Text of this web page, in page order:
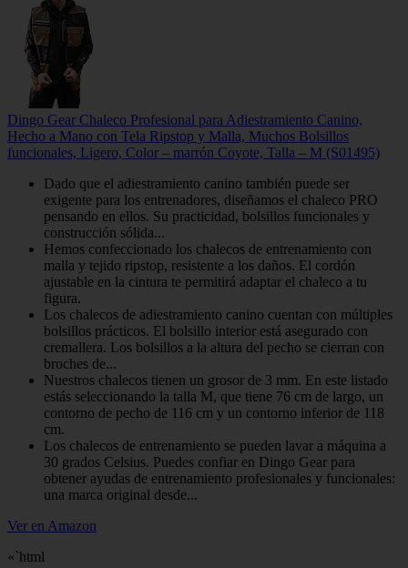
Dingo Gear Chaleco Profesional para Adiestramiento Canino,
Hecho a Mano con Tela Ripstop y Malla, Muchos Bolsillos
funcionales, Ligero, Color – marrón Coyote, Talla – M (S01495)
Dado que el adiestramiento canino también puede ser
exigente para los entrenadores, diseñamos el chaleco PRO
pensando en ellos. Su practicidad, bolsillos funcionales y
construcción sólida...
Hemos confeccionado los chalecos de entrenamiento con
malla y tejido ripstop, resistente a los daños. El cordón
ajustable en la cintura te permitirá adaptar el chaleco a tu
figura.
Los chalecos de adiestramiento canino cuentan con múltiples
bolsillos prácticos. El bolsillo interior está asegurado con
cremallera. Los bolsillos a la altura del pecho se cierran con
broches de...
Nuestros chalecos tienen un grosor de 3 mm. En este listado
estás seleccionando la talla M, que tiene 76 cm de largo, un
contorno de pecho de 116 cm y un contorno inferior de 118
cm.
Los chalecos de entrenamiento se pueden lavar a máquina a
30 grados Celsius. Puedes confiar en Dingo Gear para
obtener ayudas de entrenamiento profesionales y funcionales:
una marca original desde...
Ver en Amazon
«`html